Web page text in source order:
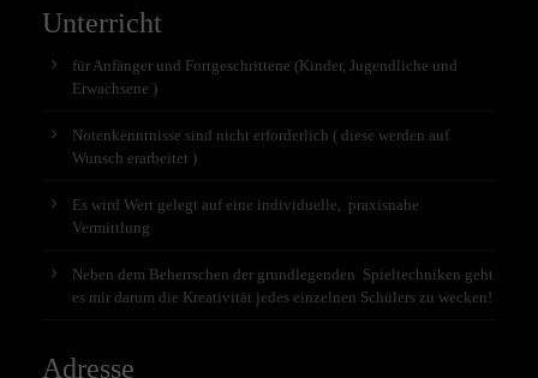
Unterricht
für Anfänger und Fortgeschrittene (Kinder, Jugendliche und
Erwachsene )
Notenkenntnisse sind nicht erforderlich ( diese werden auf
Wunsch erarbeitet )
Es wird Wert gelegt auf eine individuelle, praxisnahe
Vermittlung
Neben dem Beherrschen der grundlegenden Spieltechniken geht
es mir darum die Kreativität jedes einzelnen Schülers zu wecken!
Adresse